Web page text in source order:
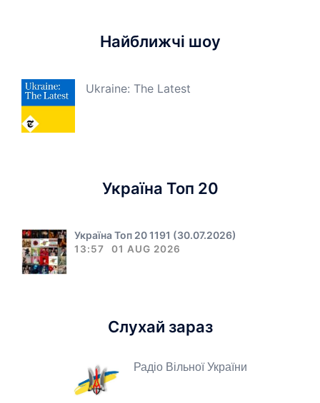
Найближчі шоу
Ukraine: The Latest
Україна Топ 20
Україна Топ 20 1191 (30.07.2026)
13:57 01 AUG 2026
Слухай зараз
Радіо Вільної України